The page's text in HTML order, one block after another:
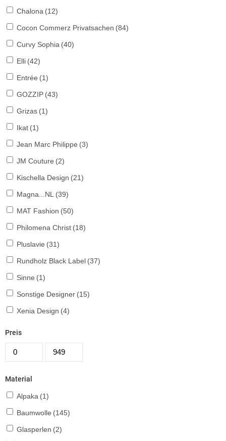
Chalona (12)
Cocon Commerz Privatsachen (84)
Curvy Sophia (40)
Elli (42)
Entrée (1)
GOZZIP (43)
Grizas (1)
Ikat (1)
Jean Marc Philippe (3)
JM Couture (2)
Kischella Design (21)
Magna...NL (39)
MAT Fashion (50)
Philomena Christ (18)
Pluslavie (31)
Rundholz Black Label (37)
Sinne (1)
Sonstige Designer (15)
Xenia Design (4)
Preis
Material
Alpaka (1)
Baumwolle (145)
Glasperlen (2)